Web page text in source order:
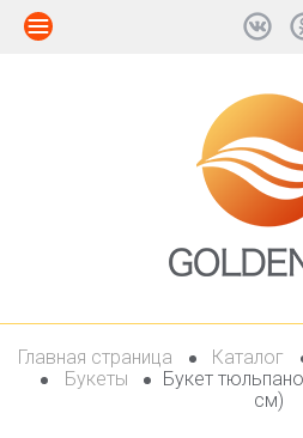
Главная страница Каталог
Букеты
Букет
см)